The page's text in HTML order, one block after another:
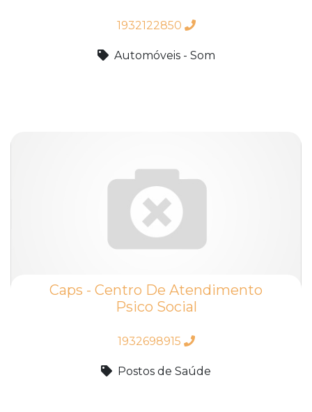
1932122850
Automóveis - Som
Caps - Centro De Atendimento
Psico Social
1932698915
Postos de Saúde